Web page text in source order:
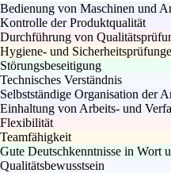
Bedienung von Maschinen und
Kontrolle der Produktqualität
Durchführung von
Hygiene- und
Störungsbeseitigung
Technisches Verständnis
Selbstständige Organisation der
Einhaltung von Arbeits- und
Flexibilität
Teamfähigkeit
Gute Deutschkenntnisse in Wort
Qualitätsbewusstsein